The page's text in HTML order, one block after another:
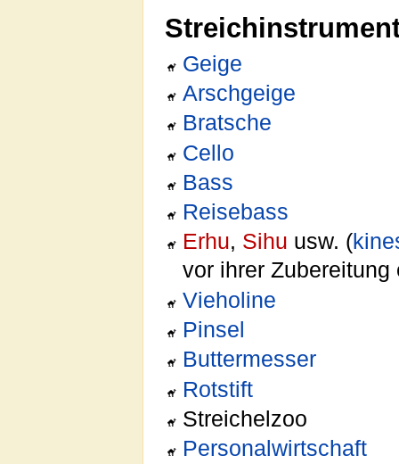
Geige
Arschgeige
Bratsche
Cello
Bass
Reisebass
Erhu, Sihu usw. (
vor ihrer Zubereitung
Vieholine
Pinsel
Buttermesser
Rotstift
Streichelzoo
Personalwirtschaft